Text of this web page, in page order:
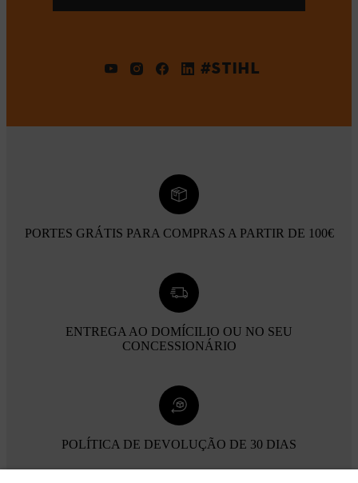
#STIHL
PORTES GRÁTIS PARA COMPRAS A PARTIR DE 100€
ENTREGA AO DOMÍCILIO OU NO SEU
CONCESSIONÁRIO
POLÍTICA DE DEVOLUÇÃO DE 30 DIAS